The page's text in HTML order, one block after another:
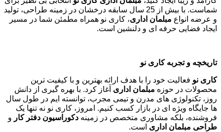
شماست. با بیش از 25 سال سابقه درخشان در زمینه طراحی، تولید
و عرضه انواع مبلمان اداری، کاری نو همراه مطمئن شما در مسیر
ایجاد فضایی حرفه ای و دلنشین است.
تاریخچه و تجربه کاری نو
کاری نو فعالیت خود را با هدف ارائه بهترین و با کیفیت ترین
محصولات در حوزه مبلمان اداری آغاز کرد. با بهره گیری از دانش
روز، تکنولوژی های مدرن و تیمی مجرب، توانسته ایم در طول سال
ها جایگاه ویژه ای در بازار کسب کنیم. امروز، کاری نو نه تنها یک
فروشنده، بلکه مشاوری متخصص در زمینه دکوراسیون دفتر کار و
طراحی مبلمان اداری است.